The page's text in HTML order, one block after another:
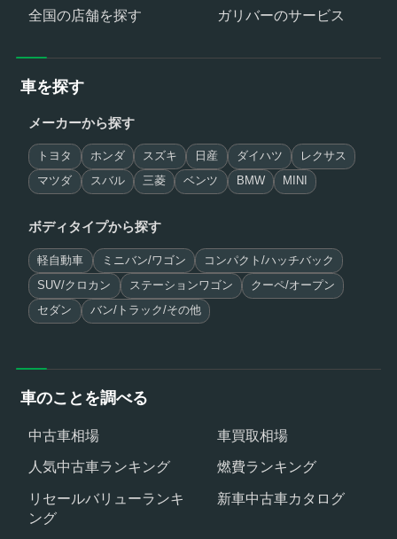
全国の店舗を探す
ガリバーのサービス
車を探す
メーカーから探す
トヨタ ホンダ スズキ 日産 ダイハツ レクサス
マツダ スバル 三菱 ベンツ BMW MINI
ボディタイプから探す
軽自動車 ミニバン/ワゴン コンパクト/ハッチバック
SUV/クロカン ステーションワゴン クーペ/オープン
セダン バン/トラック/その他
車のことを調べる
中古車相場
車買取相場
人気中古車ランキング
燃費ランキング
リセールバリューランキ
ング
新車中古車カタログ